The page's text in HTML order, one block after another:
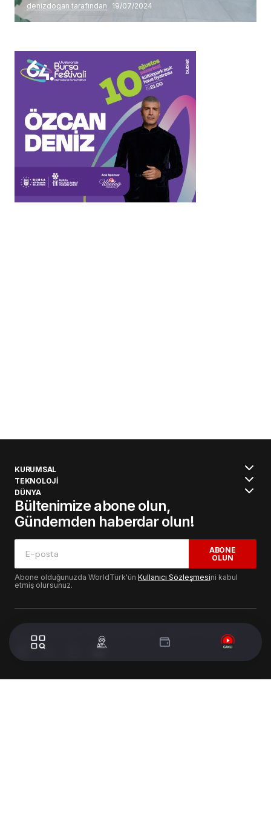
denizdogan tarafından 19/07/2024
KURUMSAL
TEKNOLOJİ
DÜNYA
Bültenimize abone olun,
Gündemden haberdar olun!
ABONE
OLUN
Abone olduğunuzda WorldTürk'ün Kullanıcı Sözleşmesini kabul
etmiş olursunuz.
© 2024 WorldTurk. Tüm Hakları Saklıdır. - Tasarım & Geliştirme :
Volion's